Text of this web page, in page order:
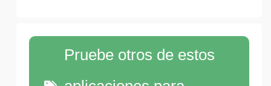
Pruebe otros de estos